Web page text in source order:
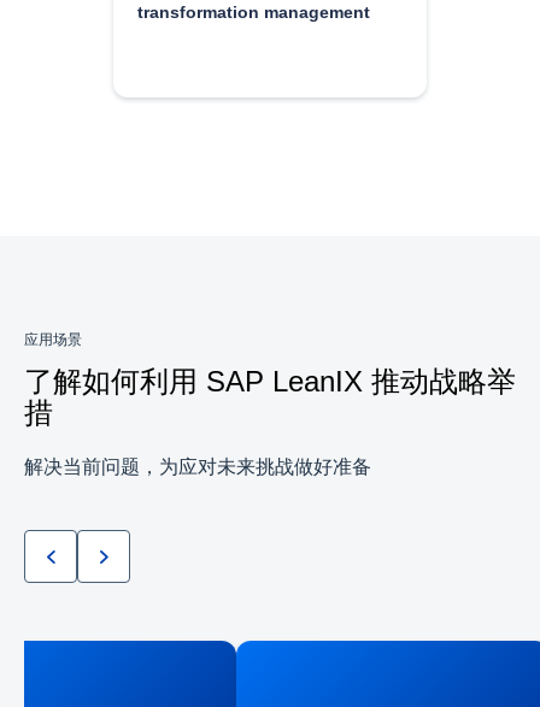
transformation management
应用场景
了解如何利用 SAP LeanIX 推动战略举
措
解决当前问题，为应对未来挑战做好准备